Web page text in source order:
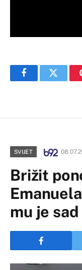
FacebookTwitter
SVIJET
Brižit
mu je